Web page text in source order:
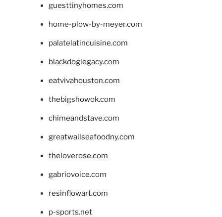
guesttinyhomes.com
home-plow-by-meyer.com
palatelatincuisine.com
blackdoglegacy.com
eatvivahouston.com
thebigshowok.com
chimeandstave.com
greatwallseafoodny.com
theloverose.com
gabriovoice.com
resinflowart.com
p-sports.net